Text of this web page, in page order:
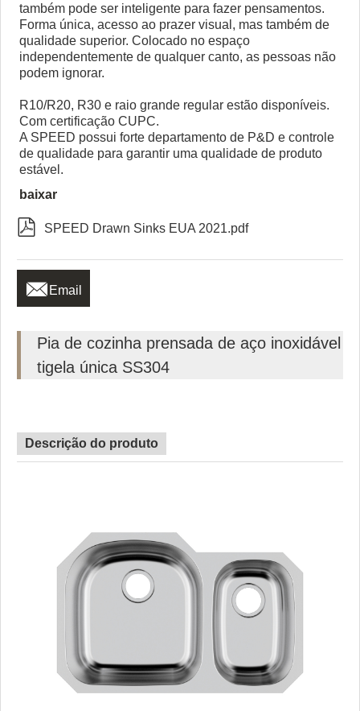
também pode ser inteligente para fazer pensamentos.
Forma única, acesso ao prazer visual, mas também de
qualidade superior. Colocado no espaço
independentemente de qualquer canto, as pessoas não
podem ignorar.
R10/R20, R30 e raio grande regular estão disponíveis.
Com certificação CUPC.
A SPEED possui forte departamento de P&D e controle
de qualidade para garantir uma qualidade de produto
estável.
baixar
 SPEED Drawn Sinks EUA 2021.pdf
 Email
Pia de cozinha prensada de aço inoxidável
tigela única SS304
Descrição do produto